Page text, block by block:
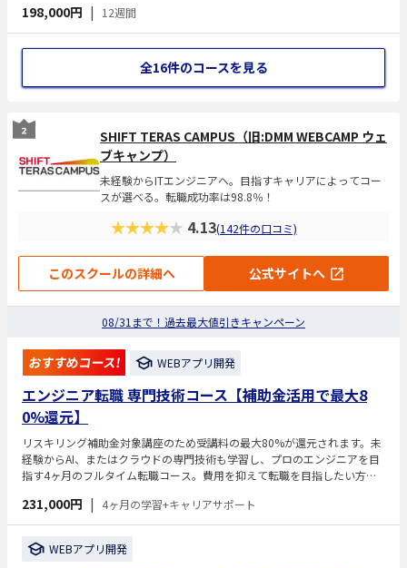
現役エンジニア講師によるマンツーマン指導と、案件トライアルによる実
践経験で、スキマ時間を使って副業を始めたい人に最適な内容です。
198,000円 | 12週間
全16件のコースを見る
SHIFT TERAS CAMPUS（旧:DMM WEBCAMP ウェ
ブキャンプ）
未経験からITエンジニアへ。目指すキャリアによってコー
スが選べる。転職成功率は98.8％！
★★★★★ 4.13(142件の口コミ)
このスクールの詳細へ 公式サイトへ
08/31まで！過去最大値引きキャンペーン
おすすめコース! WEBアプリ開発
エンジニア転職 専門技術コース【補助金活用で最大8
0%還元】
リスキリング補助金対象講座のため受講料の最大80%が還元されます。未
経験からAI、またはクラウドの専門技術も学習し、プロのエンジニアを目
指す4ヶ月のフルタイム転職コース。費用を抑えて転職を目指したい方や
支給条件を満たせば受講料の最大80％（支給限度64万円）が補助金として
戻るため、コストを抑えつつキャリアチェンジを目指せます。
231,000円 | 4ヶ月の学習+キャリアサポート
WEBアプリ開発